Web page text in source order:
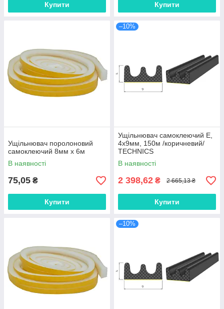
Купити Купити
Ущільнювач поролоновий
самоклеючий 8мм х 6м
В наявності
75,05 ₴
Купити
–10%
Ущільнювач самоклеючий E,
4х9мм, 150м /коричневий/
TECHNICS
В наявності
2 398,62 ₴ 2 665,13 ₴
Купити
–10%